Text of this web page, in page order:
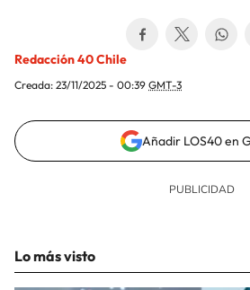
Redacción 40 Chile
Creada: 23/11/2025 - 00:39 GMT-3
Añadir LOS40 en
Lo más visto